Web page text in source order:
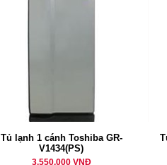
Tủ lạnh 1 cánh Toshiba GR-
V1434(PS)
3,550,000 VNĐ